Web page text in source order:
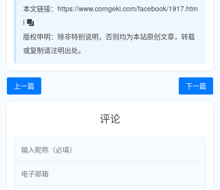
本文链接： https://www.comgeki.com/facebook/1917.htm
l
版权申明： 除非特别说明，否则均为本站原创文章，转载
或复制请注明出处。
上一篇 下一篇
评论